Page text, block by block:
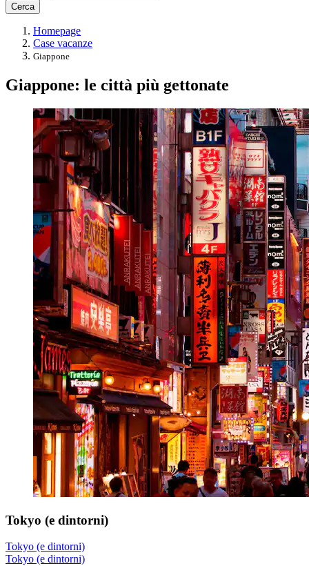
Cerca
Homepage
Case vacanze
Giappone
Giappone: le città più gettonate
Tokyo (e dintorni)
Tokyo (e dintorni)
Tokyo (e dintorni)